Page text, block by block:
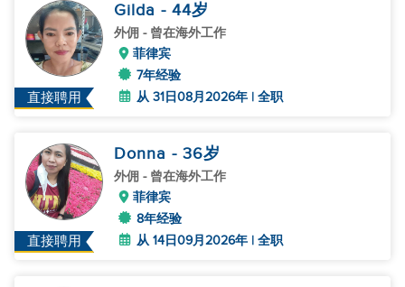
直接聘用
Gilda - 44岁
外佣 - 曾在海外工作
菲律宾
7年经验
从 31日08月2026年 | 全职
直接聘用
Donna - 36岁
外佣 - 曾在海外工作
菲律宾
8年经验
从 14日09月2026年 | 全职